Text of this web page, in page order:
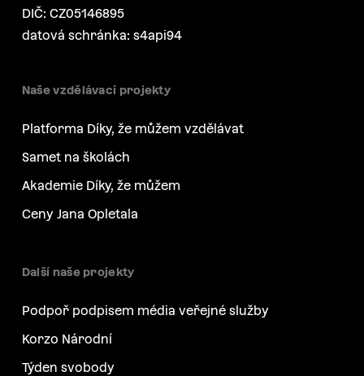
DIČ: CZ05146895
datová schránka: s4api94
Naše vzdělávací projekty
Platforma Díky, že můžem vzdělávat
Samet na školách
Akademie Díky, že můžem
Ceny Jana Opletala
Další naše projekty
Podpoř podpisem média veřejné služby
Korzo Národní
Týden svobody